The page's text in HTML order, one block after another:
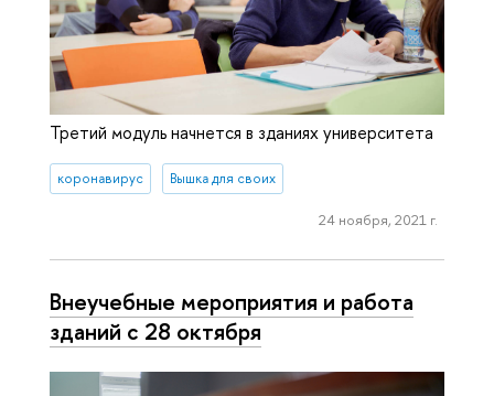
Третий модуль начнется в зданиях университета
коронавирус Вышка для своих
24 ноября, 2021 г.
Внеучебные мероприятия и работа
зданий с 28 октября